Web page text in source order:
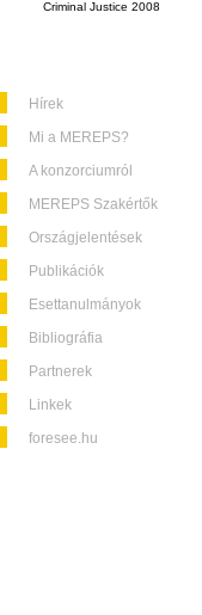
Criminal Justice 2008
Hírek
Mi a MEREPS?
A konzorciumról
MEREPS Szakértők
Országjelentések
Publikációk
Esettanulmányok
Bibliográfia
Partnerek
Linkek
foresee.hu